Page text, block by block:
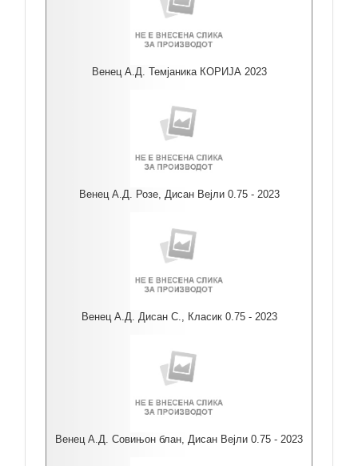
Венец А.Д. Темјаника КОРИЈА 2023
Венец А.Д. Розе, Дисан Вејли 0.75 - 2023
Венец А.Д. Дисан С., Класик 0.75 - 2023
Венец А.Д. Совињон блан, Дисан Вејли 0.75 - 2023